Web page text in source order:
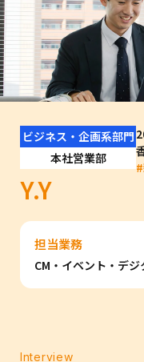
ビジネス・企画系部門
本社営業部
Y.Y
#
担当業務
CM・イベント・デ
Interview